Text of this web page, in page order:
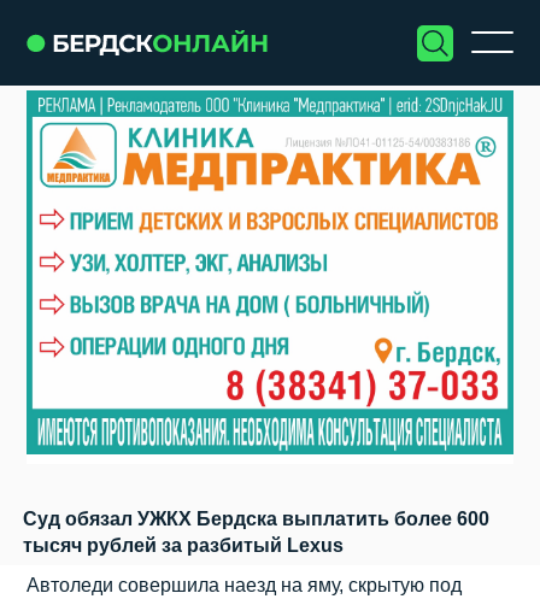
Суд обязал УЖКХ Бердска выплатить более 600
тысяч рублей за разбитый Lexus
Автоледи совершила наезд на яму, скрытую под